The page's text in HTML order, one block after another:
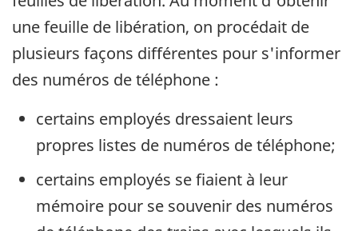
une feuille de libération, on procédait de
plusieurs façons différentes pour s'informer
des numéros de téléphone :
certains employés dressaient leurs
propres listes de numéros de téléphone;
certains employés se fiaient à leur
mémoire pour se souvenir des numéros